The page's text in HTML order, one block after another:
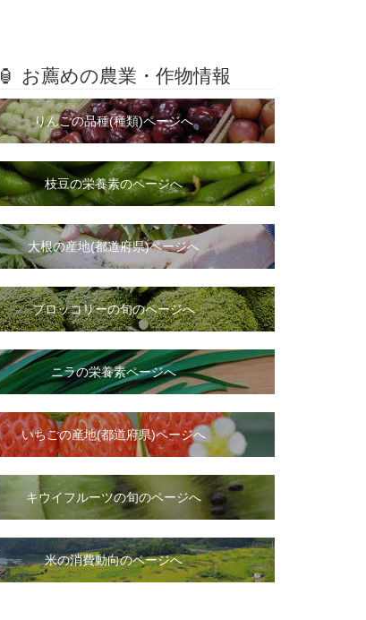
🏮 お薦めの農業・作物情報
りんごの品種(種類)ページへ
枝豆の栄養素のページへ
大根の産地(都道府県)ページへ
ブロッコリーの旬のページへ
ニラの栄養素ページへ
いちごの産地(都道府県)ページへ
キウイフルーツの旬のページへ
米の消費動向のページへ